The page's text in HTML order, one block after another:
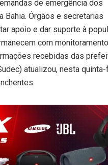
de emergência dos
Órgãos e secretarias
apoio e dar suporte à
com
recebidas das
atualizou, nesta